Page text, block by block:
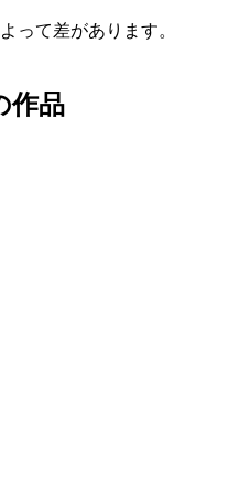
って差があります。
作品